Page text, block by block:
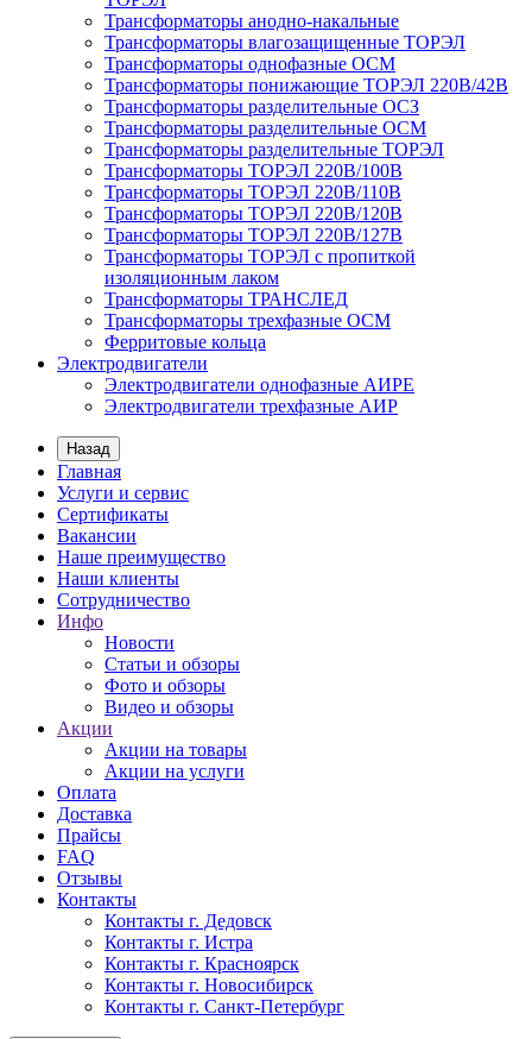
Трансформаторы анодно-накальные
Трансформаторы влагозащищенные ТОРЭЛ
Трансформаторы однофазные ОСМ
Трансформаторы понижающие ТОРЭЛ 220В/42В
Трансформаторы разделительные ОСЗ
Трансформаторы разделительные ОСМ
Трансформаторы разделительные ТОРЭЛ
Трансформаторы ТОРЭЛ 220В/100В
Трансформаторы ТОРЭЛ 220В/110В
Трансформаторы ТОРЭЛ 220В/120В
Трансформаторы ТОРЭЛ 220В/127В
Трансформаторы ТОРЭЛ с пропиткой
изоляционным лаком
Трансформаторы ТРАНСЛЕД
Трансформаторы трехфазные ОСМ
Ферритовые кольца
Электродвигатели
Электродвигатели однофазные АИРЕ
Электродвигатели трехфазные АИР
Назад
Главная
Услуги и сервис
Сертификаты
Вакансии
Наше преимущество
Наши клиенты
Сотрудничество
Инфо
Новости
Статьи и обзоры
Фото и обзоры
Видео и обзоры
Акции
Акции на товары
Акции на услуги
Оплата
Доставка
Прайсы
FAQ
Отзывы
Контакты
Контакты г. Дедовск
Контакты г. Истра
Контакты г. Красноярск
Контакты г. Новосибирск
Контакты г. Санкт-Петербург